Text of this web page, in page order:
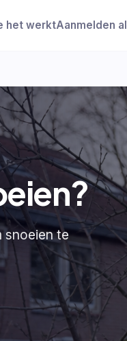
het werktAanmelden
snoeien te